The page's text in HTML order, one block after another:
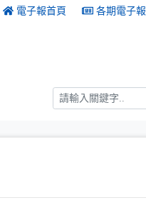
電子報首頁 各期電子報
搜尋